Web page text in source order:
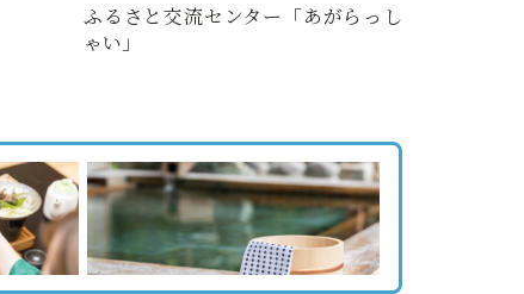
ふるさと交流センター「あがらっし
ゃい」